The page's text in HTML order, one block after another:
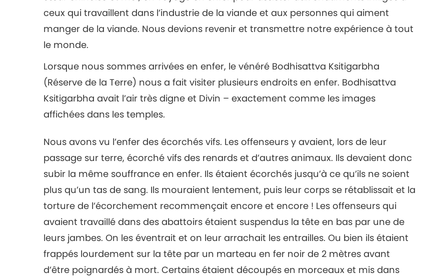
ceux qui travaillent dans l’industrie de la viande et aux personnes qui aiment
manger de la viande. Nous devions revenir et transmettre notre expérience à tout
le monde.
Lorsque nous sommes arrivées en enfer, le vénéré Bodhisattva Ksitigarbha
(Réserve de la Terre) nous a fait visiter plusieurs endroits en enfer. Bodhisattva
Ksitigarbha avait l’air très digne et Divin – exactement comme les images
affichées dans les temples.
Nous avons vu l’enfer des écorchés vifs. Les offenseurs y avaient, lors de leur
passage sur terre, écorché vifs des renards et d’autres animaux. Ils devaient donc
subir la même souffrance en enfer. Ils étaient écorchés jusqu’à ce qu’ils ne soient
plus qu’un tas de sang. Ils mouraient lentement, puis leur corps se rétablissait et la
torture de l’écorchement recommençait encore et encore ! Les offenseurs qui
avaient travaillé dans des abattoirs étaient suspendus la tête en bas par une de
leurs jambes. On les éventrait et on leur arrachait les entrailles. Ou bien ils étaient
frappés lourdement sur la tête par un marteau en fer noir de 2 mètres avant
d’être poignardés à mort. Certains étaient découpés en morceaux et mis dans